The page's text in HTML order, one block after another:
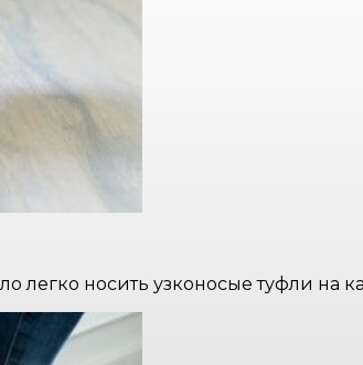
носить узконосые туфли на